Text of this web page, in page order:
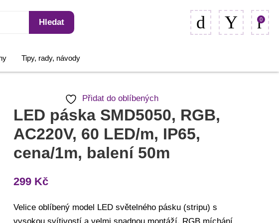
Hledat 0
Tipy, rady, návody
Přidat do oblíbených
LED páska SMD5050, RGB,
AC220V, 60 LED/m, IP65,
cena/1m, balení 50m
299 Kč
Velice oblíbený model LED světelného pásku (stripu) s